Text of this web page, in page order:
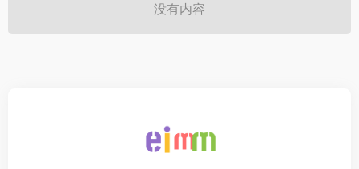
没有内容